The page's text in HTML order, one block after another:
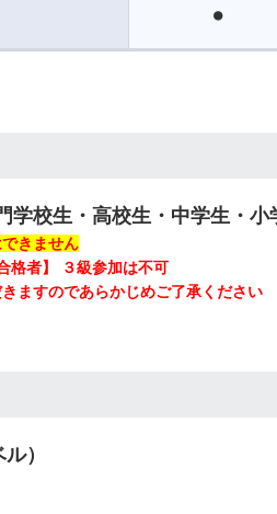
●
校生・高校生・中学生・小
きません
】 ３級参加は不可
ますのであらかじめご了承ください
）